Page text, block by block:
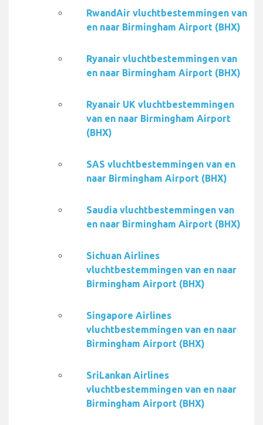
RwandAir vluchtbestemmingen van
en naar Birmingham Airport (BHX)
Ryanair vluchtbestemmingen van
en naar Birmingham Airport (BHX)
Ryanair UK vluchtbestemmingen
van en naar Birmingham Airport
(BHX)
SAS vluchtbestemmingen van en
naar Birmingham Airport (BHX)
Saudia vluchtbestemmingen van
en naar Birmingham Airport (BHX)
Sichuan Airlines
vluchtbestemmingen van en naar
Birmingham Airport (BHX)
Singapore Airlines
vluchtbestemmingen van en naar
Birmingham Airport (BHX)
SriLankan Airlines
vluchtbestemmingen van en naar
Birmingham Airport (BHX)